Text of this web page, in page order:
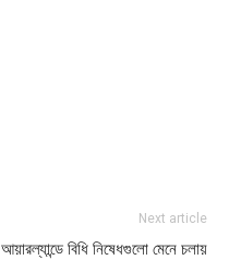
Next article
আয়ারল্যান্ডে বিধি নিষেধগুলো মেনে চলায়